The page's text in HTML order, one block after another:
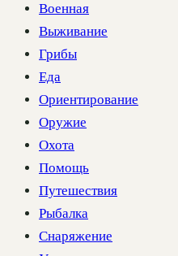
Военная
Выживание
Грибы
Еда
Ориентирование
Оружие
Охота
Помощь
Путешествия
Рыбалка
Снаряжение